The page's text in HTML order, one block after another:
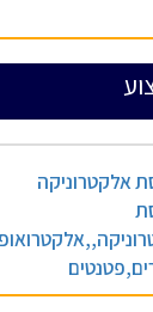
אלקטרוניקה